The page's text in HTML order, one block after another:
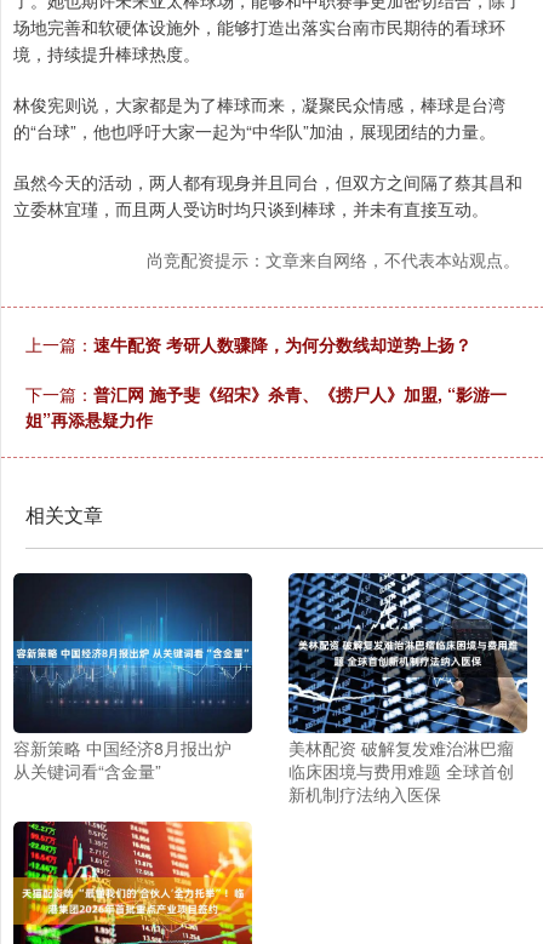
场地完善和软硬体设施外，能够打造出落实台南市民期待的看球环
境，持续提升棒球热度。
林俊宪则说，大家都是为了棒球而来，凝聚民众情感，棒球是台湾
的“台球”，他也呼吁大家一起为“中华队”加油，展现团结的力量。
虽然今天的活动，两人都有现身并且同台，但双方之间隔了蔡其昌和
立委林宜瑾，而且两人受访时均只谈到棒球，并未有直接互动。
尚竞配资提示：文章来自网络，不代表本站观点。
上一篇： 速牛配资 考研人数骤降，为何分数线却逆势上扬？
下一篇： 普汇网 施予斐《绍宋》杀青、《捞尸人》加盟, “影游一
姐”再添悬疑力作
相关文章
容新策略 中国经济8月报出炉
从关键词看“含金量”
美林配资 破解复发难治淋巴瘤
临床困境与费用难题 全球首创
新机制疗法纳入医保